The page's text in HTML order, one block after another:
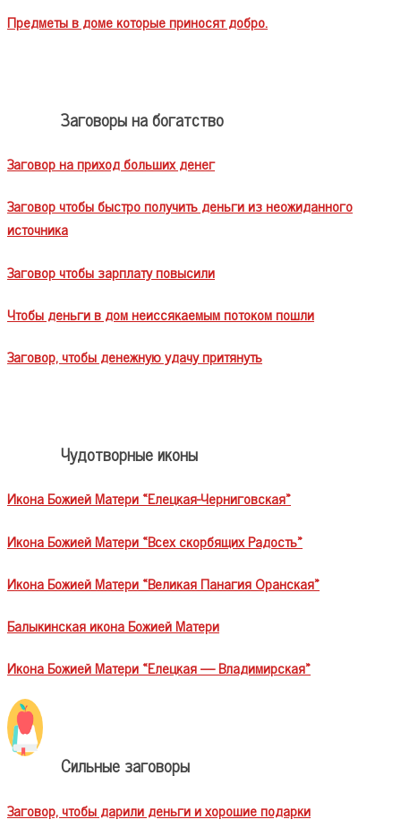
Предметы в доме которые приносят добро.
Заговоры на богатство
Заговор на приход больших денег
Заговор чтобы быстро получить деньги из неожиданного
источника
Заговор чтобы зарплату повысили
Чтобы деньги в дом неиссякаемым потоком пошли
Заговор, чтобы денежную удачу притянуть
Чудотворные иконы
Икона Божией Матери «Елецкая-Черниговская»
Икона Божией Матери «Всех скорбящих Радость»
Икона Божией Матери «Великая Панагия Оранская»
Балыкинская икона Божией Матери
Икона Божией Матери «Елецкая — Владимирская»
Сильные заговоры
Заговор, чтобы дарили деньги и хорошие подарки